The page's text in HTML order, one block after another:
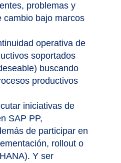
problemas y
cambio bajo marcos
operativa de
soportados
buscando
productivos
iniciativas de
SAP PP,
de participar en
rollout o
Y ser